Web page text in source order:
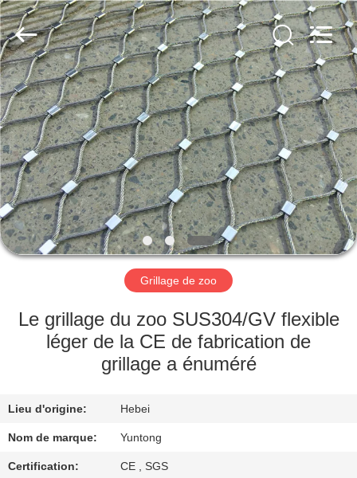
MAISON
PRODUITS
AU
SUJET
DE
NOUS
VISITE
D'USINE
DE
QUALITÉ
Anping
Yuntong
Metal
Wire
Mesh
Co.,Ltd.
All
Rights
Reserved.
Grillage de zoo
Le grillage du zoo SUS304/GV flexible
léger de la CE de fabrication de
grillage a énuméré
Lieu d'origine: Hebei
Nom de marque: Yuntong
Certification: CE , SGS